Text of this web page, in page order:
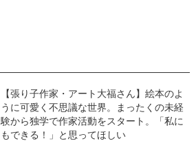
【張り子作家・アート大福さん】絵本のよ
うに可愛く不思議な世界。まったくの未経
験から独学で作家活動をスタート。「私に
もできる！」と思ってほしい